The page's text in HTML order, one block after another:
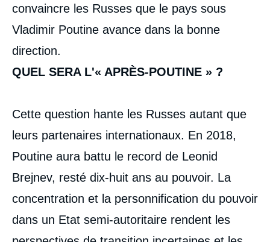
convaincre les Russes que le pays sous
Vladimir Poutine avance dans la bonne
direction.
QUEL SERA L'« APRÈS-POUTINE » ?
Cette question hante les Russes autant que
leurs partenaires internationaux. En 2018,
Poutine aura battu le record de Leonid
Brejnev, resté dix-huit ans au pouvoir. La
concentration et la personnification du pouvoir
dans un Etat semi-autoritaire rendent les